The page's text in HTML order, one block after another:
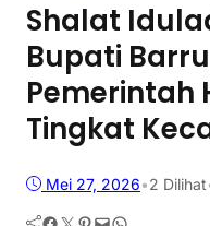
Shalat
Bupati
Pemerintah
Tingkat
Mei 27, 2026•2 Dilihat